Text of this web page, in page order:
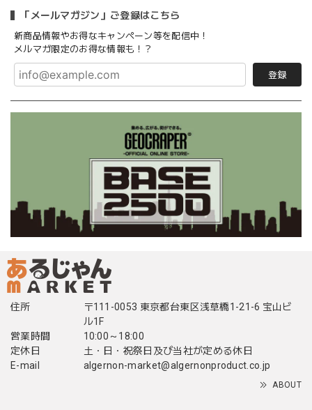
「メールマガジン」ご登録はこちら
新商品情報やお得なキャンペーン等を配信中！
メルマガ限定のお得な情報も！？
登録
住所
〒111-0053 東京都台東区浅草橋1-21-6 宝山ビ
ル1F
営業時間
10:00～18:00
定休日
土・日・祝祭日及び当社が定める休日
E-mail
algernon-market@algernonproduct.co.jp
ABOUT